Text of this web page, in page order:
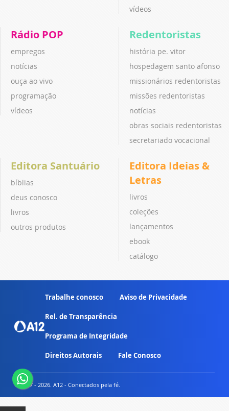
vídeos
Rádio POP
empregos
notícias
ouça ao vivo
programação
vídeos
Redentoristas
história pe. vitor
hospedagem santo afonso
missionários redentoristas
missões redentoristas
notícias
obras sociais redentoristas
secretariado vocacional
Editora Santuário
bíblias
deus conosco
livros
outros produtos
Editora Ideias &
Letras
livros
coleções
lançamentos
ebook
catálogo
Trabalhe conosco Aviso de Privacidade
Rel. de Transparência
Programa de Integridade
Direitos Autorais Fale Conosco
© 2007 - 2026. A12 - Conectados pela fé.